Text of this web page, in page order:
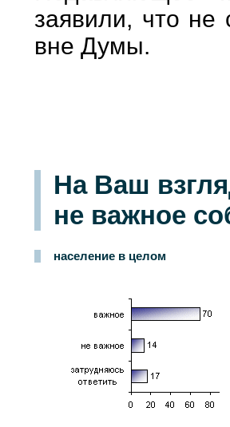
заявили, что не
вне Думы.
На Ваш
не важное
население в целом